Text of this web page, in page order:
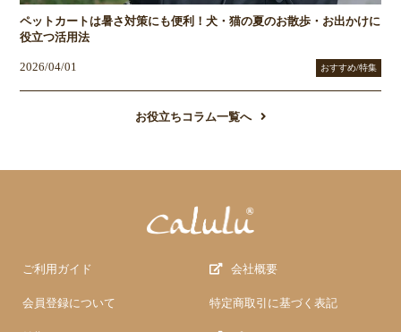
ペットカートは暑さ対策にも便利！犬・猫の夏のお散歩・お出かけに
役立つ活用法
2026/04/01 おすすめ/特集
お役立ちコラム一覧へ
ご利用ガイド
会員登録について
会社概要
特定商取引に基づく表記